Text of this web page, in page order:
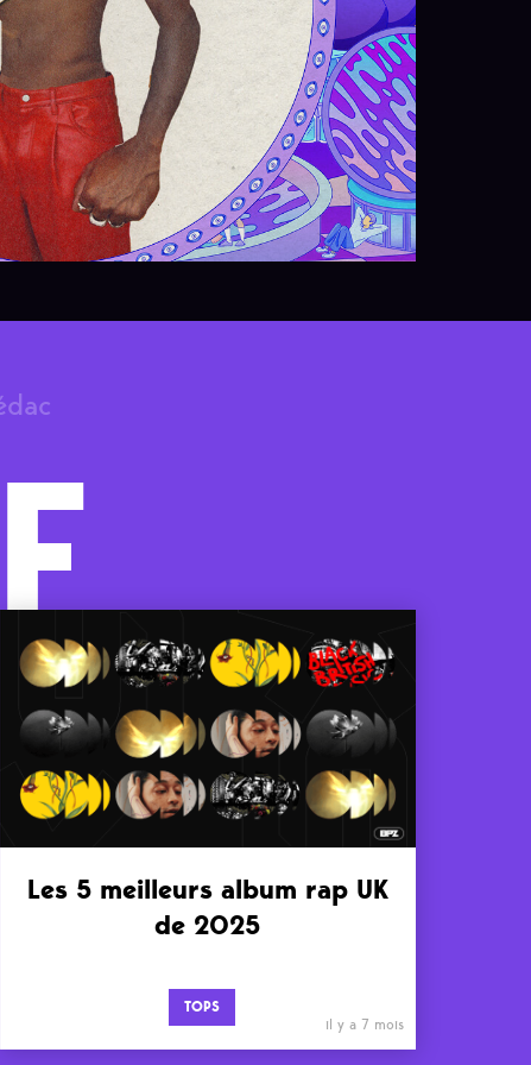
Les 5 meilleurs album rap UK
de 2025
TOPS
il y a 7 mois